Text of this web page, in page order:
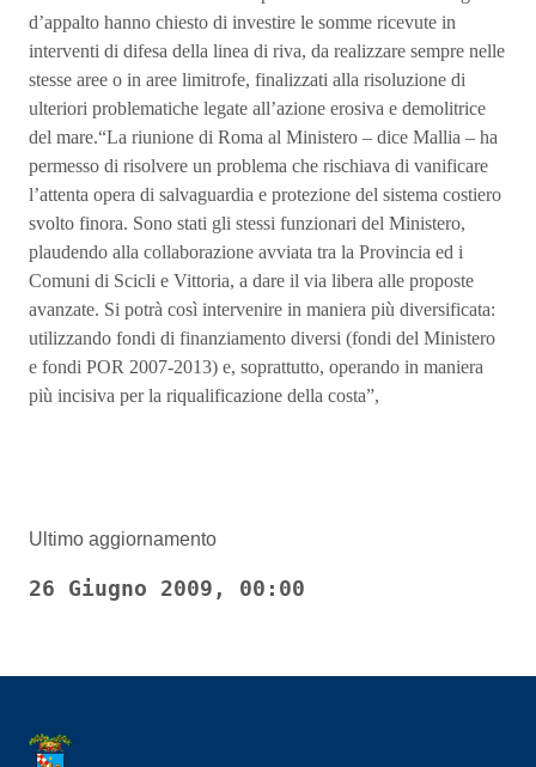
d’appalto hanno chiesto di investire le somme ricevute in
interventi di difesa della linea di riva, da realizzare sempre nelle
stesse aree o in aree limitrofe, finalizzati alla risoluzione di
ulteriori problematiche legate all’azione erosiva e demolitrice
del mare.“La riunione di Roma al Ministero – dice Mallia – ha
permesso di risolvere un problema che rischiava di vanificare
l’attenta opera di salvaguardia e protezione del sistema costiero
svolto finora. Sono stati gli stessi funzionari del Ministero,
plaudendo alla collaborazione avviata tra la Provincia ed i
Comuni di Scicli e Vittoria, a dare il via libera alle proposte
avanzate. Si potrà così intervenire in maniera più diversificata:
utilizzando fondi di finanziamento diversi (fondi del Ministero
e fondi POR 2007-2013) e, soprattutto, operando in maniera
più incisiva per la riqualificazione della costa”,
Ultimo aggiornamento
26 Giugno 2009, 00:00